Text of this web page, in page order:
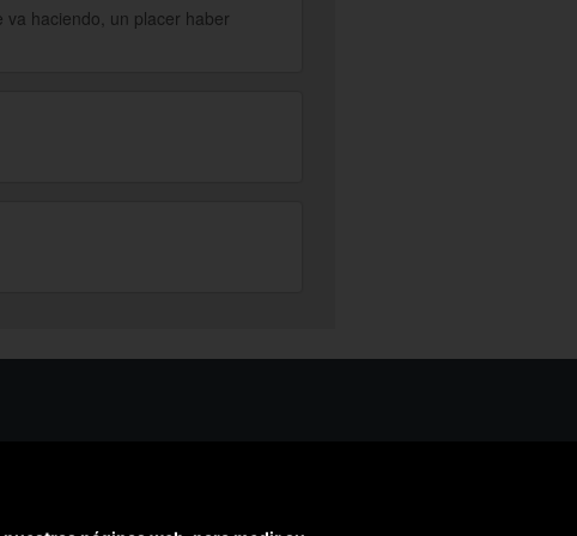
haciendo, un placer haber
respondemos en menos de 48h)